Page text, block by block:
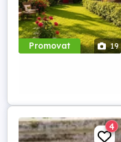
Promovat 19
4